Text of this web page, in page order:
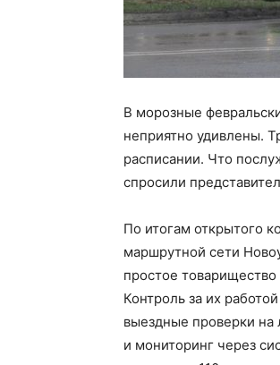
В морозные
неприятно удивлены.
расписании. Что
спросили
По итогам открытого
маршрутной сети
простое
Контроль за их
выездные проверки
и мониторинг через